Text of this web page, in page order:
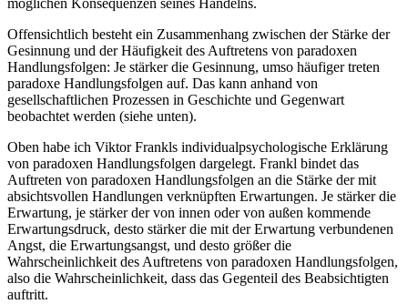
möglichen Konsequenzen seines Handelns.
Offensichtlich besteht ein Zusammenhang zwischen der Stärke der
Gesinnung und der Häufigkeit des Auftretens von paradoxen
Handlungsfolgen: Je stärker die Gesinnung, umso häufiger treten
paradoxe Handlungsfolgen auf. Das kann anhand von
gesellschaftlichen Prozessen in Geschichte und Gegenwart
beobachtet werden (siehe unten).
Oben habe ich Viktor Frankls individualpsychologische Erklärung
von paradoxen Handlungsfolgen dargelegt. Frankl bindet das
Auftreten von paradoxen Handlungsfolgen an die Stärke der mit
absichtsvollen Handlungen verknüpften Erwartungen. Je stärker die
Erwartung, je stärker der von innen oder von außen kommende
Erwartungsdruck, desto stärker die mit der Erwartung verbundenen
Angst, die Erwartungsangst, und desto größer die
Wahrscheinlichkeit des Auftretens von paradoxen Handlungsfolgen,
also die Wahrscheinlichkeit, dass das Gegenteil des Beabsichtigten
auftritt.